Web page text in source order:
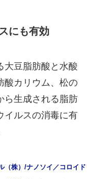
にも有効
大豆脂肪酸と水酸
酸カリウム、松の
ら生成される脂肪
イルスの消毒に有
（株）/ナノソイ／コロイド